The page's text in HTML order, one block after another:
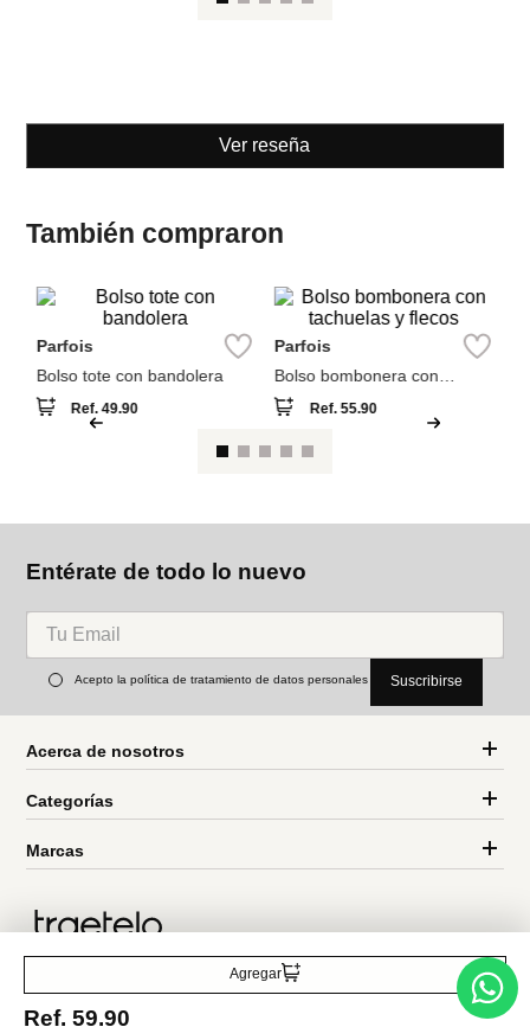
Agregar
Ref. 59.90
Ver reseña
También compraron
Parfois
Bolso tote con bandolera
Ref.49.90
Bolso bombonera con
tachuelas y flecos
Ref.55.90
Entérate de todo lo nuevo
Acepto la política de tratamiento de datos personales Suscribirse